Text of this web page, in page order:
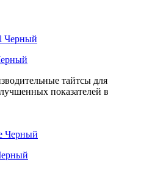
тайтсы для
показателей в